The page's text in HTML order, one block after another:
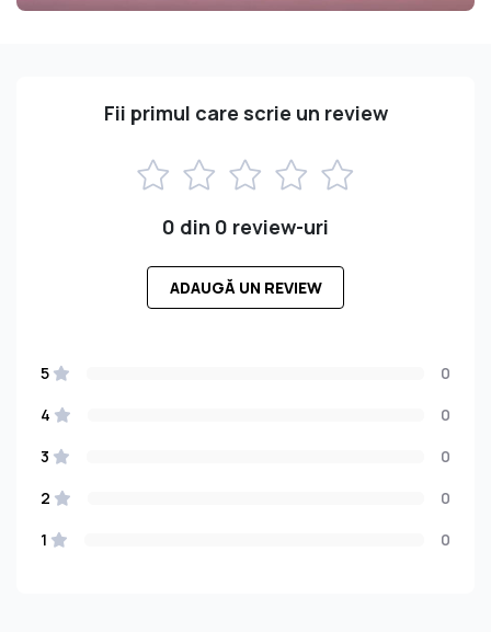
Fii primul care scrie un review
0 din 0 review-uri
ADAUGĂ UN REVIEW
5
0
4
0
3
0
2
0
1
0